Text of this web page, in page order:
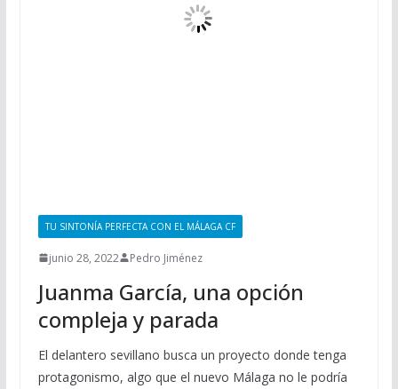
TU SINTONÍA PERFECTA CON EL MÁLAGA CF
junio 28, 2022 Pedro Jiménez
Juanma García, una opción
compleja y parada
El delantero sevillano busca un proyecto donde tenga
protagonismo, algo que el nuevo Málaga no le podría